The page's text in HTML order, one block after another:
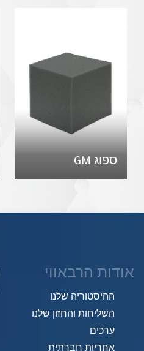
ספוג GM
אודות הרבאווי
ההיסטוריה שלנו
השליחות והחזון שלנו
ערכים